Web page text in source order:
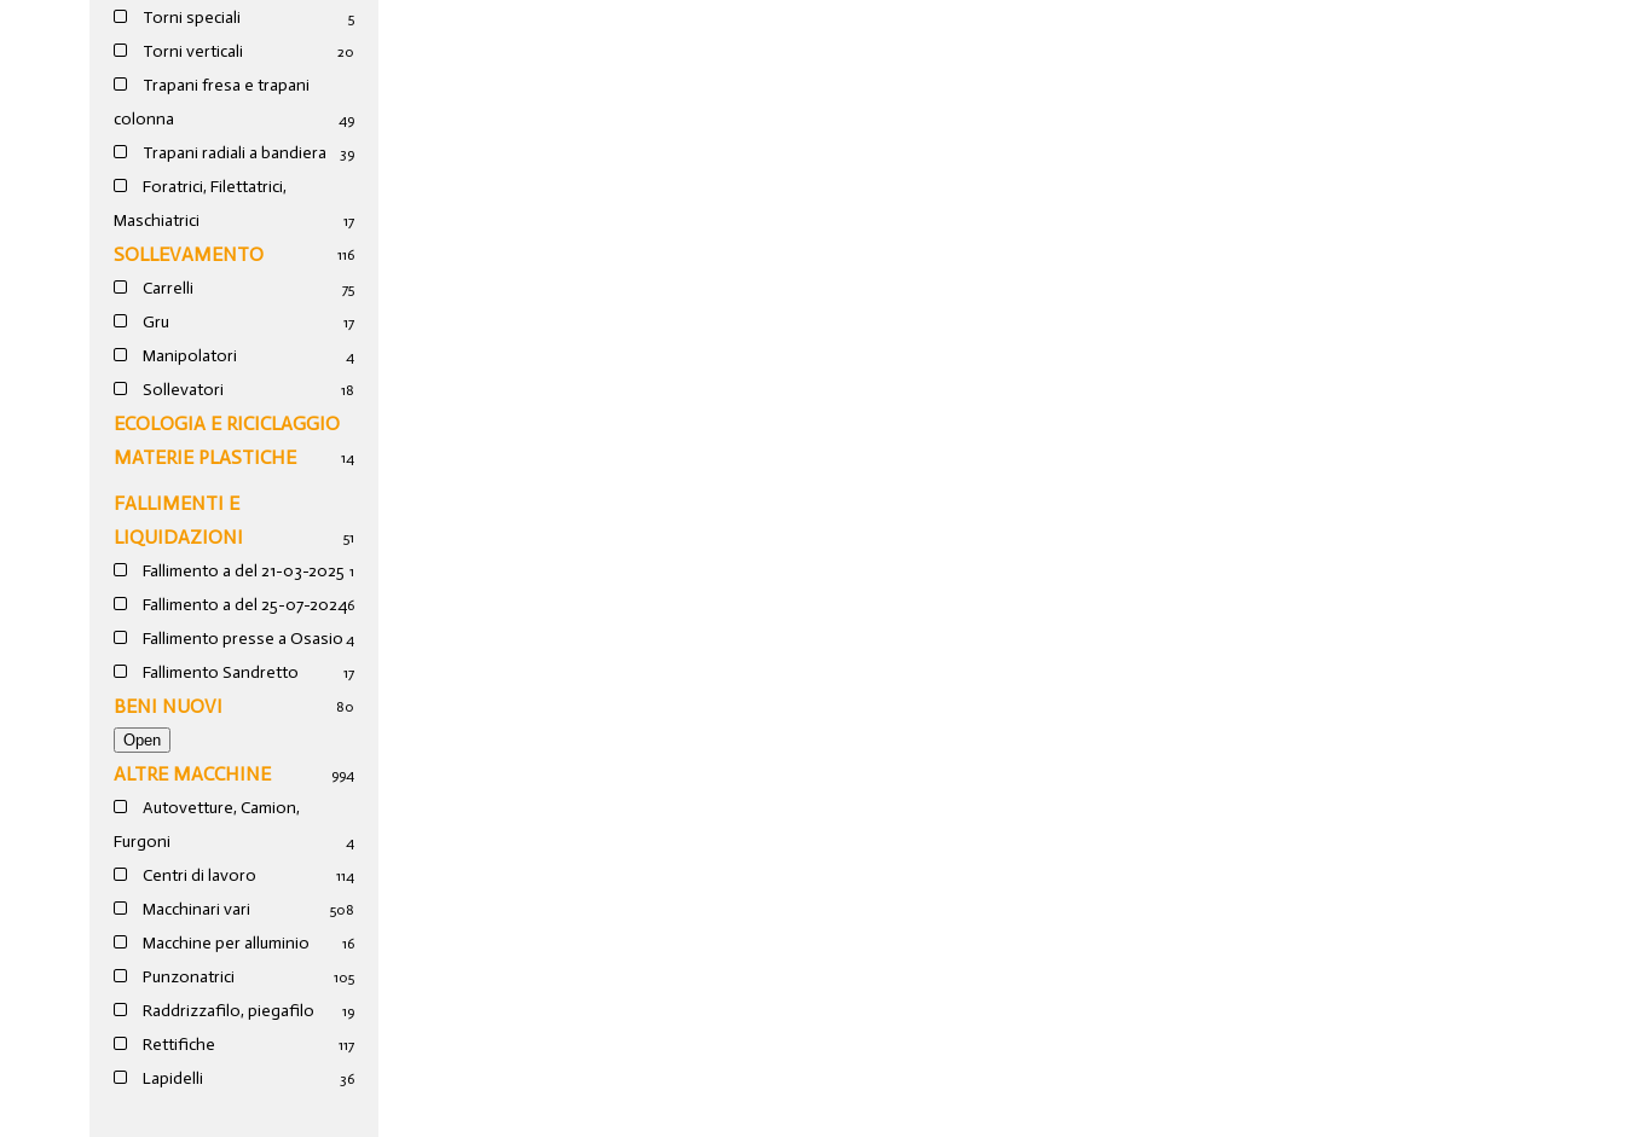
Torni speciali 5
Torni verticali 20
Trapani fresa e trapani
colonna
49
Trapani radiali a bandiera 39
Foratrici, Filettatrici,
Maschiatrici
17
SOLLEVAMENTO 116
Carrelli 75
Gru 17
Manipolatori 4
Sollevatori 18
ECOLOGIA E RICICLAGGIO
MATERIE PLASTICHE
14
FALLIMENTI E
LIQUIDAZIONI
51
Fallimento a del 21-03-2025 1
Fallimento a del 25-07-20246
Fallimento presse a Osasio 4
Fallimento Sandretto 17
BENI NUOVI 80
ALTRE MACCHINE 994
Autovetture, Camion,
Furgoni
4
Centri di lavoro 114
Macchinari vari 508
Macchine per alluminio 16
Punzonatrici 105
Raddrizzafilo, piegafilo 19
Rettifiche 117
Lapidelli 36